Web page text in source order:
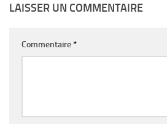
LAISSER UN COMMENTAIRE
Commentaire*